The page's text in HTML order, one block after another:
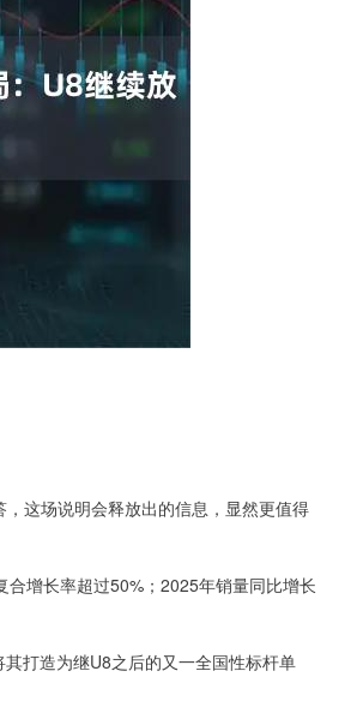
这场说明会释放出的信息，显然更值得
增长率超过50%；2025年销量同比增长
打造为继U8之后的又一全国性标杆单